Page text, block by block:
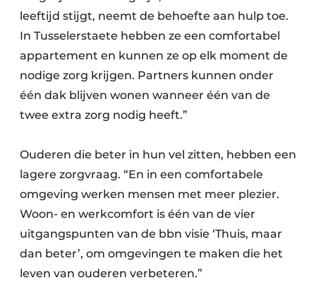
leeftijd stijgt, neemt de behoefte aan hulp toe.
In Tusselerstaete hebben ze een comfortabel
appartement en kunnen ze op elk moment de
nodige zorg krijgen. Partners kunnen onder
één dak blijven wonen wanneer één van de
twee extra zorg nodig heeft.”
Ouderen die beter in hun vel zitten, hebben een
lagere zorgvraag. “En in een comfortabele
omgeving werken mensen met meer plezier.
Woon- en werkcomfort is één van de vier
uitgangspunten van de bbn visie ‘Thuis, maar
dan beter’, om omgevingen te maken die het
leven van ouderen verbeteren.”